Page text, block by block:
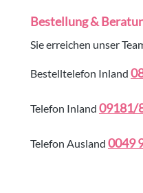
Bestellung &
Sie erreichen unser
Bestelltelefon Inland
Telefon Inland 09181/
Telefon Ausland 0049